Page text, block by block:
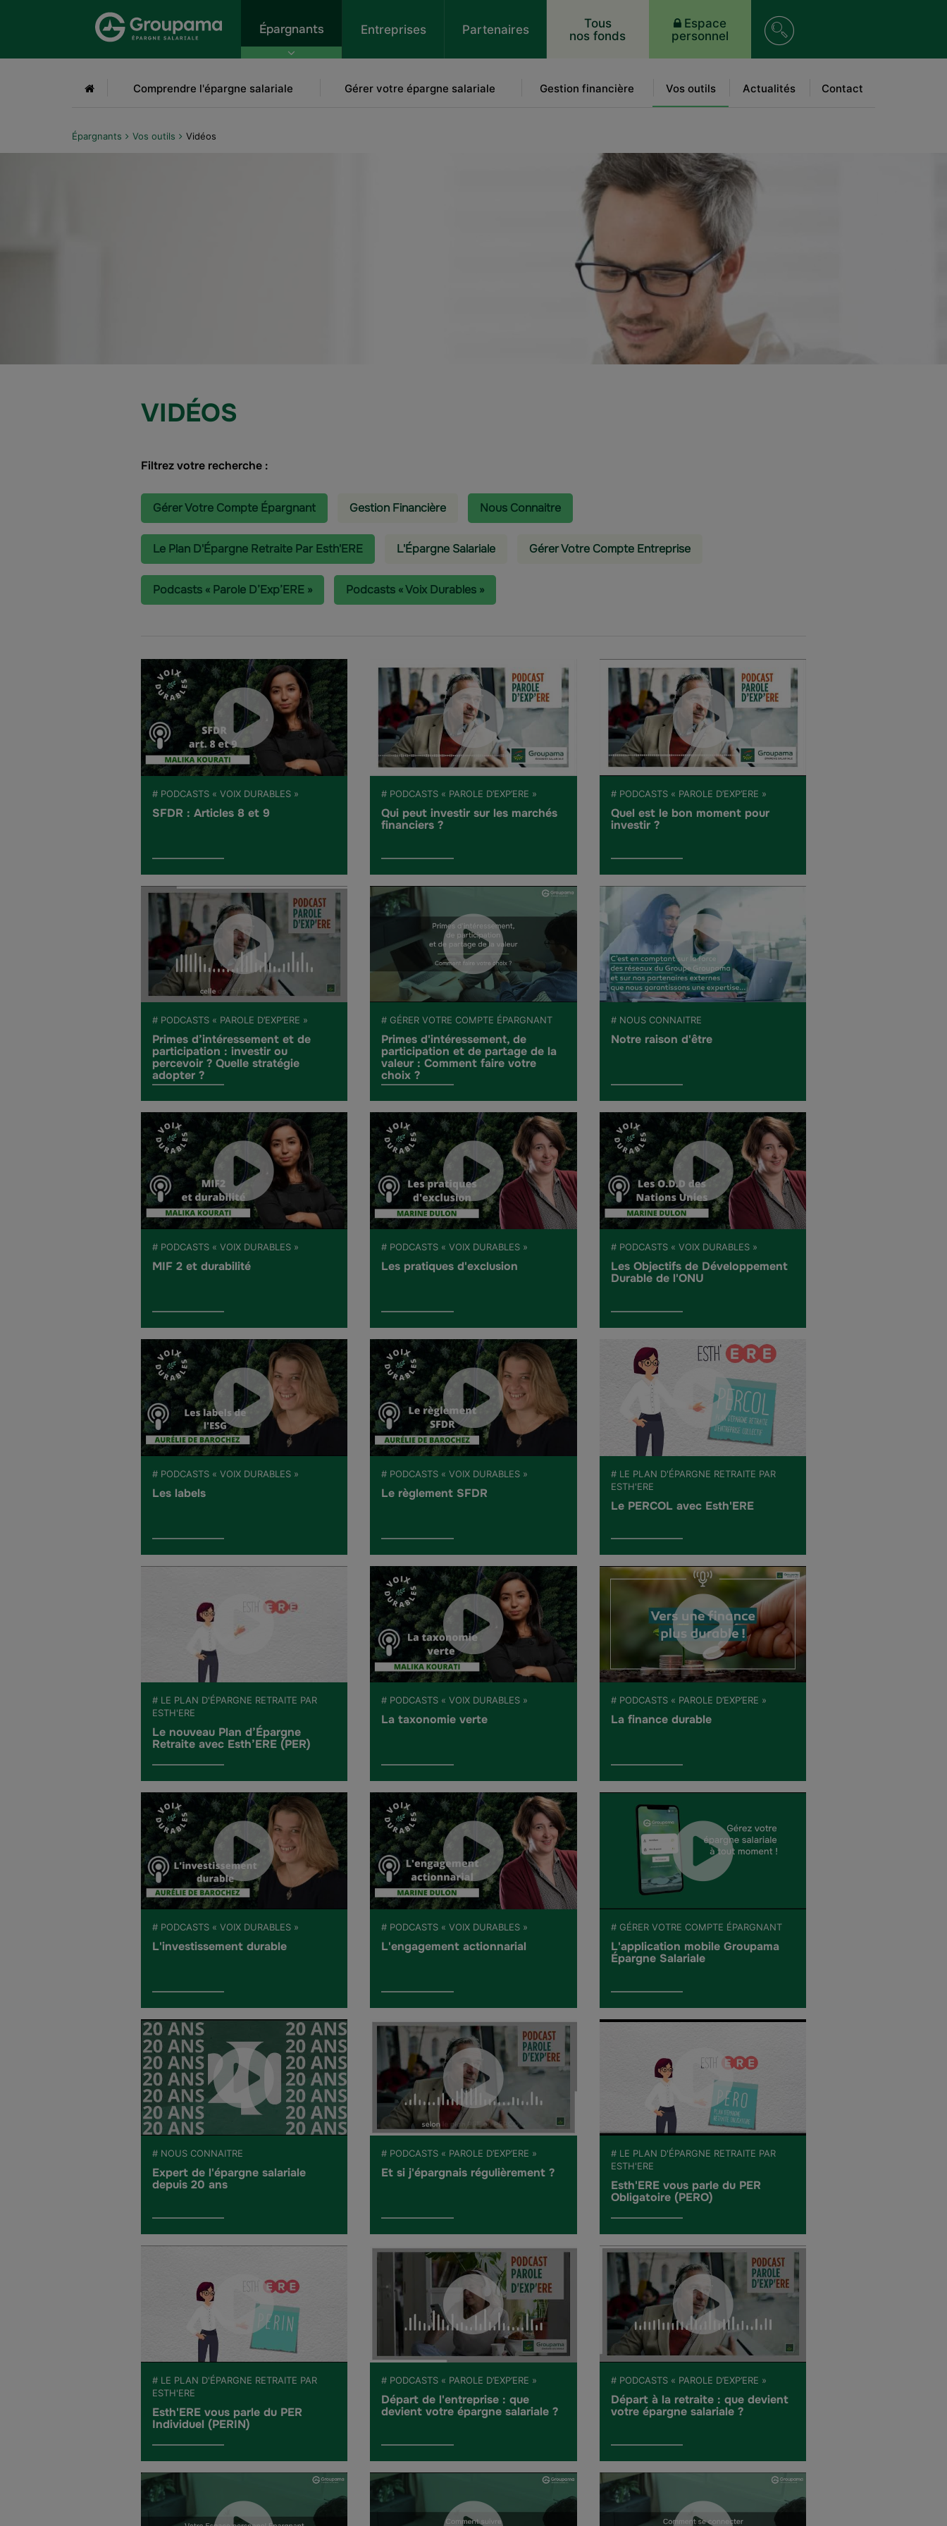
Aller au menu Aller à la recherche
Épargnants
Accueil Comprendre l'épargne salariale Gérer votre épargne salariale Gestion financière Vos outils Actualités Contact
Entreprises Partenaires
Tous
nos fonds
Espace
personnel
sur
le
Épargnants Vos outils Vidéos
VIDÉOS
Filtrez votre recherche :
Gérer Votre Compte Épargnant Gestion Financière Nous Connaitre
Le Plan D'Épargne Retraite Par Esth'ERE L'épargne Salariale Gérer Votre Compte Entreprise
Podcasts « Parole D’Exp’ERE » Podcasts « Voix Durables »
# PODCASTS « VOIX DURABLES »
SFDR : Articles 8 et 9
# PODCASTS « PAROLE D’EXP’ERE »
Qui peut investir sur les marchés
financiers ?
# PODCASTS « PAROLE D’EXP’ERE »
Quel est le bon moment pour
investir ?
# PODCASTS « PAROLE D’EXP’ERE »
Primes d’intéressement et de
participation : investir ou
percevoir ? Quelle stratégie
adopter ?
# GÉRER VOTRE COMPTE ÉPARGNANT
Primes d'intéressement, de
participation et de partage de la
valeur : Comment faire votre
choix ?
# NOUS CONNAITRE
Notre raison d'être
# PODCASTS « VOIX DURABLES »
MIF 2 et durabilité
# PODCASTS « VOIX DURABLES »
Les pratiques d'exclusion
# PODCASTS « VOIX DURABLES »
Les Objectifs de Développement
Durable de l'ONU
# PODCASTS « VOIX DURABLES »
Les labels
# PODCASTS « VOIX DURABLES »
Le règlement SFDR
# LE PLAN D'ÉPARGNE RETRAITE PAR
ESTH'ERE
Le PERCOL avec Esth'ERE
# LE PLAN D'ÉPARGNE RETRAITE PAR
ESTH'ERE
Le nouveau Plan d’Épargne
Retraite avec Esth’ERE (PER)
# PODCASTS « VOIX DURABLES »
La taxonomie verte
# PODCASTS « PAROLE D’EXP’ERE »
La finance durable
# PODCASTS « VOIX DURABLES »
L'investissement durable
# PODCASTS « VOIX DURABLES »
L'engagement actionnarial
# GÉRER VOTRE COMPTE ÉPARGNANT
L'application mobile Groupama
Épargne Salariale
# NOUS CONNAITRE
Expert de l'épargne salariale
depuis 20 ans
# PODCASTS « PAROLE D’EXP’ERE »
Et si j'épargnais régulièrement ?
# LE PLAN D'ÉPARGNE RETRAITE PAR
ESTH'ERE
Esth'ERE vous parle du PER
Obligatoire (PERO)
# LE PLAN D'ÉPARGNE RETRAITE PAR
ESTH'ERE
Esth'ERE vous parle du PER
Individuel (PERIN)
# PODCASTS « PAROLE D’EXP’ERE »
Départ de l'entreprise : que
devient votre épargne salariale ?
# PODCASTS « PAROLE D’EXP’ERE »
Départ à la retraite : que devient
votre épargne salariale ?